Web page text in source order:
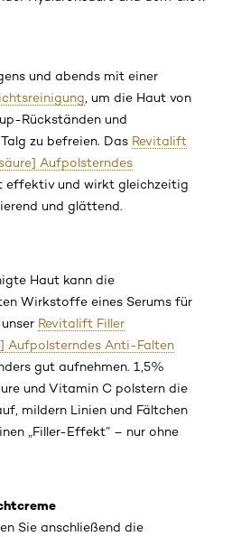
und abends mit einer
, um die Haut von
Rückständen und
zu befreien. Das Revitalift
Aufpolsterndes
effektiv und wirkt gleichzeitig
und glättend.
Haut kann die
Wirkstoffe eines Serums für
Revitalift Filler
Aufpolsterndes Anti-Falten
gut aufnehmen. 1,5%
und Vitamin C polstern die
mildern Linien und Fältchen
„Filler-Effekt” – nur ohne
Sie anschließend die